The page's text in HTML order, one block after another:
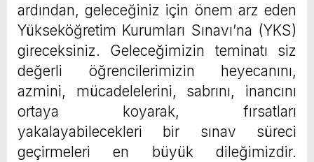
ardından, geleceğiniz için önem arz eden
Yükseköğretim Kurumları Sınavı’na (YKS)
gireceksiniz. Geleceğimizin teminatı siz
değerli öğrencilerimizin heyecanını,
azmini, mücadelelerini, sabrını, inancını
ortaya koyarak, fırsatları
yakalayabilecekleri bir sınav süreci
geçirmeleri en büyük dileğimizdir.